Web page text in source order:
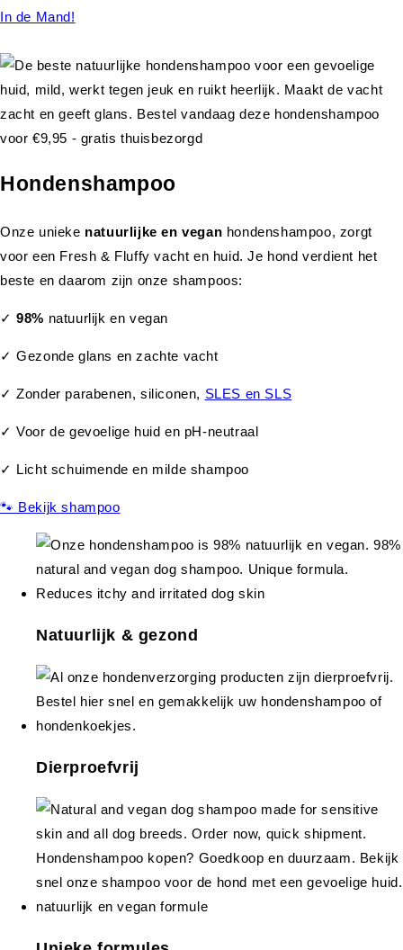
In de Mand!
Hondenshampoo
Onze unieke natuurlijke en vegan hondenshampoo, zorgt
voor een Fresh & Fluffy vacht en huid. Je hond verdient het
beste en daarom zijn onze shampoos:
✓98% natuurlijk en vegan
✓ Gezonde glans en zachte vacht
✓ Zonder parabenen, siliconen, SLES en SLS
✓ Voor de gevoelige huid en pH-neutraal
✓ Licht schuimende en milde shampoo
🐾 Bekijk shampoo
Natuurlijk & gezond
Dierproefvrij